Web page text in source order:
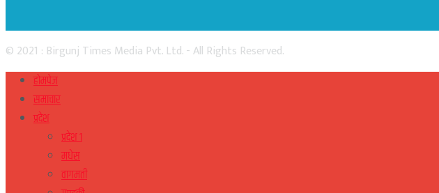
© 2021 : Birgunj Times Media Pvt. Ltd. - All Rights Reserved.
होमपेज
समाचार
प्रदेश
प्रदेश १
मधेस
वागमती